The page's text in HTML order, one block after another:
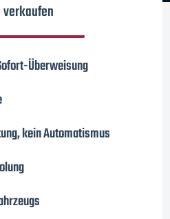
verkaufen
Überweisung
kein Automatismus